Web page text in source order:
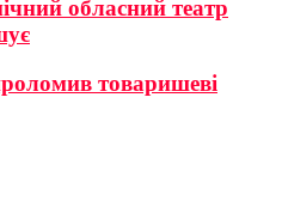
обласний театр
товаришеві